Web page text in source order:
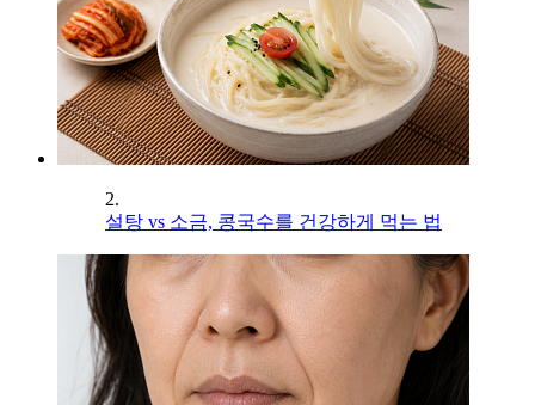
2.
설탕 vs 소금, 콩국수를 건강하게 먹는 법